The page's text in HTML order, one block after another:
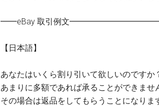
━━eBay 取引例文
【日本語】
あなたはいくら割り引いて欲しいのですか
あまりに多額であれば承ることができませ
その場合は返品をしてもらうことになりま